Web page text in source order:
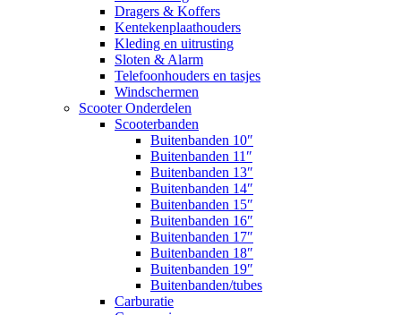
Dragers & Koffers
Kentekenplaathouders
Kleding en uitrusting
Sloten & Alarm
Telefoonhouders en tasjes
Windschermen
Scooter Onderdelen
Scooterbanden
Buitenbanden 10″
Buitenbanden 11″
Buitenbanden 13″
Buitenbanden 14″
Buitenbanden 15″
Buitenbanden 16″
Buitenbanden 17″
Buitenbanden 18″
Buitenbanden 19″
Buitenbanden/tubes
Carburatie